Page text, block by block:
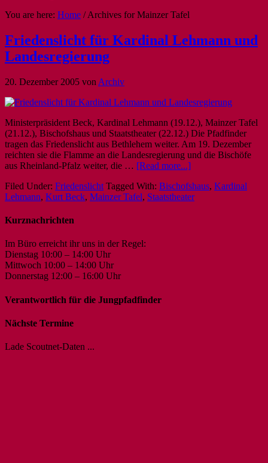
You are here: Home /Archives for Mainzer Tafel
Friedenslicht für Kardinal Lehmann und
Landesregierung
20. Dezember 2005 von Archiv
Ministerpräsident Beck, Kardinal Lehmann (19.12.), Mainzer Tafel
(21.12.), Bischofshaus und Staatstheater (22.12.) Die Pfadfinder
tragen das Friedenslicht aus Bethlehem weiter. Am 19. Dezember
reichten sie die Flamme an die Landesregierung und die Bischöfe
aus Rheinland-Pfalz weiter, die … [Read more...]
Filed Under: Friedenslicht Tagged With: Bischofshaus, Kardinal
Lehmann, Kurt Beck, Mainzer Tafel, Staatstheater
Kurznachrichten
Im Büro erreicht ihr uns in der Regel:
Dienstag 10:00 – 14:00 Uhr
Mittwoch 10:00 – 14:00 Uhr
Donnerstag 12:00 – 16:00 Uhr
Verantwortlich für die Jungpfadfinder
Nächste Termine
Lade Scoutnet-Daten ...